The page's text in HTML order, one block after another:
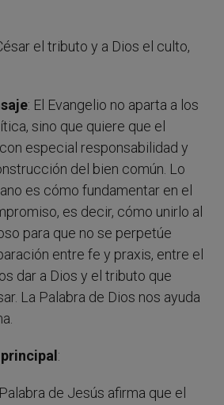
el tributo y a Dios el culto,
: El Evangelio no aparta a los
sino que quiere que el
especial responsabilidad y
del bien común. Lo
es cómo fundamentar en el
es decir, cómo unirlo al
para que no se perpetúe
entre fe y praxis, entre el
dar a Dios y el tributo que
La Palabra de Dios nos ayuda
:
de Jesús afirma que el